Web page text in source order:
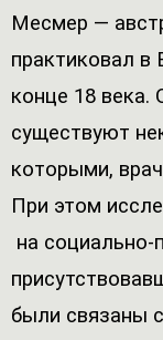
Месмер —
практиковал в
конце 18 века.
существуют
которыми,
При этом
на социально-
были связаны